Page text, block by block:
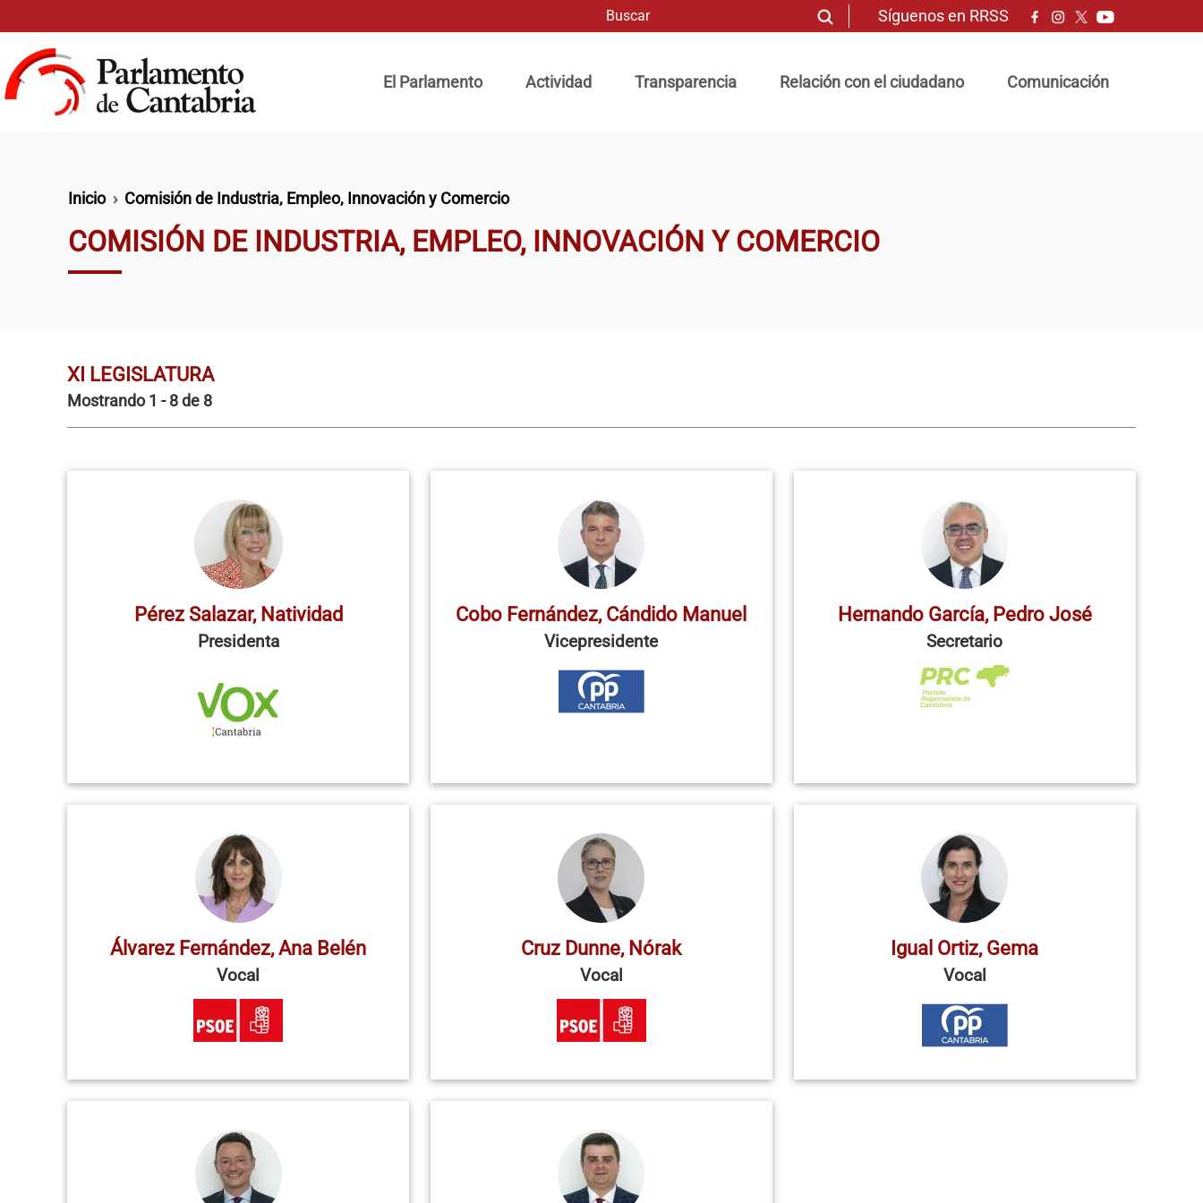
Síguenos en RRSS
El Parlamento
Actividad Transparencia Relación con el ciudadano Comunicación
Ruta de navegación
Inicio Comisión de Industria, Empleo, Innovación y Comercio
COMISIÓN DE INDUSTRIA, EMPLEO, INNOVACIÓN Y COMERCIO
XI LEGISLATURA
Mostrando 1 - 8 de 8
Pérez Salazar, Natividad
Presidenta
Cobo Fernández, Cándido Manuel
Vicepresidente
Hernando García, Pedro José
Secretario
Álvarez Fernández, Ana Belén
Vocal
Cruz Dunne, Nórak
Vocal
Igual Ortiz, Gema
Vocal